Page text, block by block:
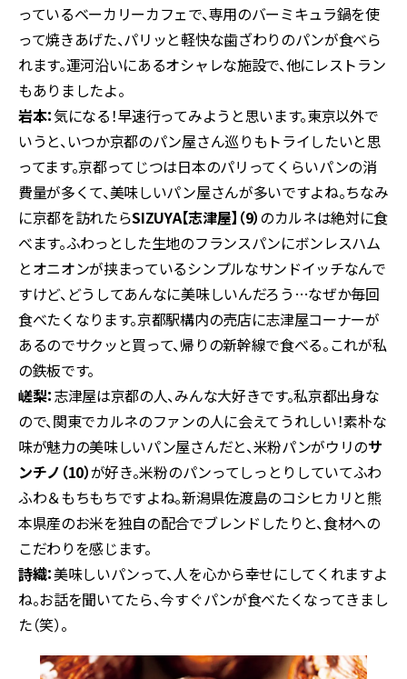
っているベーカリーカフェで、専用のバーミキュラ鍋を使
って焼きあげた、パリッと軽快な歯ざわりのパンが食べら
れます。運河沿いにあるオシャレな施設で、他にレストラン
もありましたよ。
岩本：気になる！早速行ってみようと思います。東京以外で
いうと、いつか京都のパン屋さん巡りもトライしたいと思
ってます。京都ってじつは日本のパリってくらいパンの消
費量が多くて、美味しいパン屋さんが多いですよね。ちなみ
に京都を訪れたらSIZUYA【志津屋】（9）のカルネは絶対に食
べます。ふわっとした生地のフランスパンにボンレスハム
とオニオンが挟まっているシンプルなサンドイッチなんで
すけど、どうしてあんなに美味しいんだろう…なぜか毎回
食べたくなります。京都駅構内の売店に志津屋コーナーが
あるのでサクッと買って、帰りの新幹線で食べる。これが私
の鉄板です。
嵯梨：志津屋は京都の人、みんな大好きです。私京都出身な
ので、関東でカルネのファンの人に会えてうれしい！素朴な
味が魅力の美味しいパン屋さんだと、米粉パンがウリのサ
ンチノ（10）が好き。米粉のパンってしっとりしていてふわ
ふわ＆もちもちですよね。新潟県佐渡島のコシヒカリと熊
本県産のお米を独自の配合でブレンドしたりと、食材への
こだわりを感じます。
詩織：美味しいパンって、人を心から幸せにしてくれますよ
ね。お話を聞いてたら、今すぐパンが食べたくなってきまし
た（笑）。